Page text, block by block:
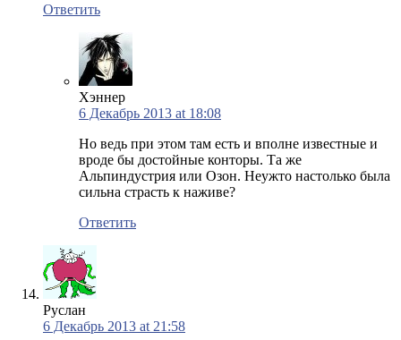
Ответить
Хэннер
6 Декабрь 2013 at 18:08
Но ведь при этом там есть и вполне известные и
вроде бы достойные конторы. Та же
Альпиндустрия или Озон. Неужто настолько была
сильна страсть к наживе?
Ответить
Руслан
6 Декабрь 2013 at 21:58